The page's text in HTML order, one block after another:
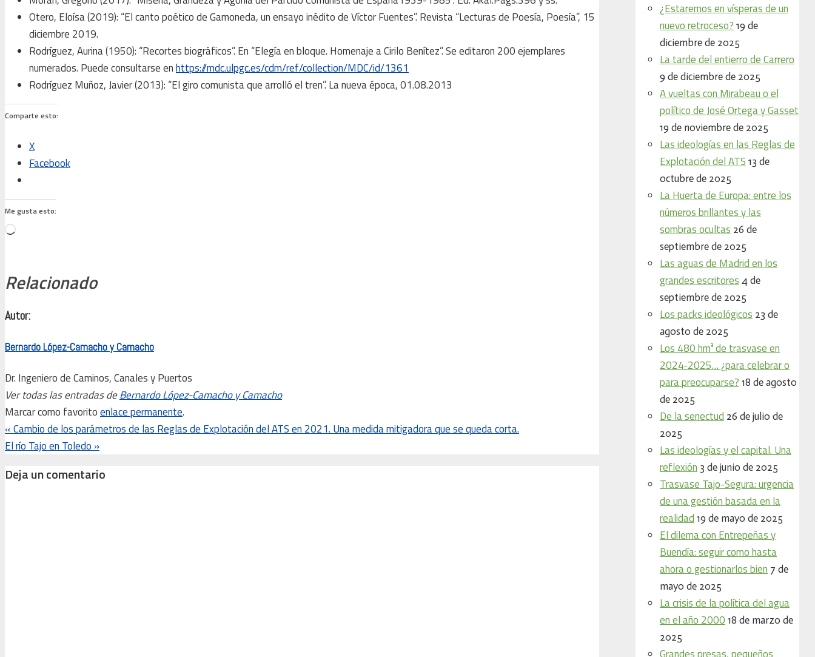
Otero, Eloísa (2019): “El canto poético de Gamoneda, un ensayo inédito de Víctor Fuentes”. Revista “Lecturas de Poesía, Poesía”, 15
diciembre 2019.
Rodríguez, Aurina (1950): “Recortes biográficos”. En “Elegía en bloque. Homenaje a Cirilo Benítez”. Se editaron 200 ejemplares
numerados. Puede consultarse enhttps://mdc.ulpgc.es/cdm/ref/collection/MDC/id/1361
Rodríguez Muñoz, Javier (2013): “El giro comunista que arrolló el tren”. La nueva época, 01.08.2013
Comparte esto:
X
Facebook
Me gusta esto:
Cargando...
Relacionado
Autor:
Bernardo López-Camacho y Camacho
Dr. Ingeniero de Caminos, Canales y Puertos
Ver todas las entradas deBernardo López-Camacho y Camacho
Marcar como favoritoenlace permanente.
«Cambio de los parámetros de las Reglas de Explotación del ATS en 2021. Una medida mitigadora que se queda corta.
El río Tajo en Toledo »
Deja un comentario
¿Estaremos en vísperas de un
nuevo retroceso? 19 de
diciembre de 2025
La tarde del entierro de Carrero
9 de diciembre de 2025
A vueltas con Mirabeau o el
político de José Ortega y Gasset
19 de noviembre de 2025
Las ideologías en las Reglas de
Explotación del ATS 13 de
octubre de 2025
La Huerta de Europa: entre los
números brillantes y las
sombras ocultas 26 de
septiembre de 2025
Las aguas de Madrid en los
grandes escritores 4 de
septiembre de 2025
Los packs ideológicos 23 de
agosto de 2025
Los 480 hm³ de trasvase en
2024‑2025… ¿para celebrar o
para preocuparse? 18 de agosto
de 2025
De la senectud 26 de julio de
2025
Las ideologías y el capital. Una
reflexión 3 de junio de 2025
Trasvase Tajo-Segura: urgencia
de una gestión basada en la
realidad 19 de mayo de 2025
El dilema con Entrepeñas y
Buendía: seguir como hasta
ahora o gestionarlos bien 7 de
mayo de 2025
La crisis de la política del agua
en el año 2000 18 de marzo de
2025